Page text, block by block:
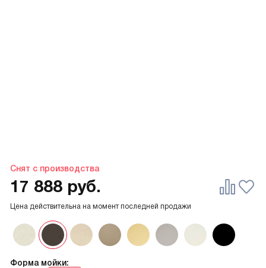
Снят с производства
Форма мойки:
Цена действительна на момент последней продажи
17 888 руб.